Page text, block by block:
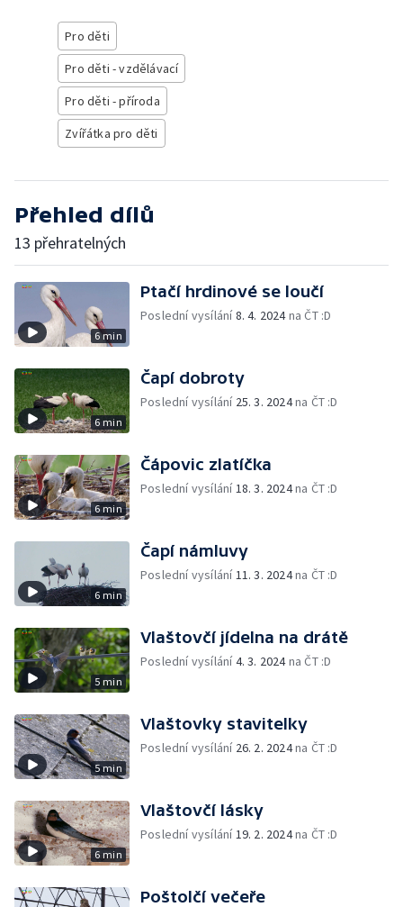
Pro děti
Pro děti - vzdělávací
Pro děti - příroda
Zvířátka pro děti
Přehled dílů
13 přehratelných
6 min
Ptačí hrdinové se loučí
Poslední vysílání8. 4. 2024na ČT :D
6 min
Čapí dobroty
Poslední vysílání 25. 3. 2024na ČT :D
6 min
Čápovic zlatíčka
Poslední vysílání18. 3. 2024na ČT :D
6 min
Čapí námluvy
Poslední vysílání11. 3. 2024na ČT :D
5 min
Vlaštovčí jídelna na drátě
Poslední vysílání4. 3. 2024na ČT :D
5 min
Vlaštovky stavitelky
Poslední vysílání 26. 2. 2024na ČT :D
6 min
Vlaštovčí lásky
Poslední vysílání19. 2. 2024na ČT :D
Poštolčí večeře